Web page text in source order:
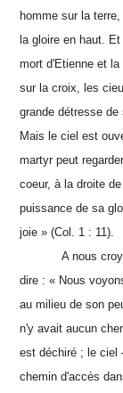
homme sur la
la gloire en haut.
mort d'Etienne et
sur la croix, les
grande détresse
Mais le ciel est
martyr peut
coeur, à la droite
puissance de sa
joie » (Col. 1 : 11).
A nous
dire : « Nous
au milieu de son
n'y avait aucun
est déchiré ; le ciel
chemin d'accès